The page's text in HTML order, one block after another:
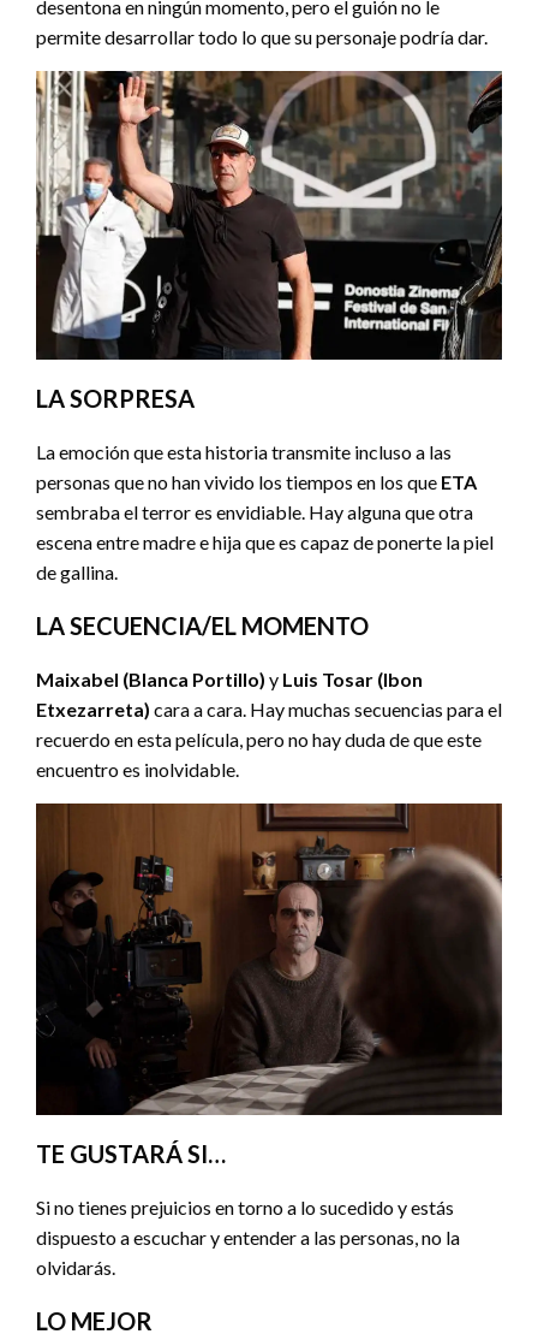
desentona en ningún momento, pero el guión no le
permite desarrollar todo lo que su personaje podría dar.
LA SORPRESA
La emoción que esta historia transmite incluso a las
personas que no han vivido los tiempos en los que ETA
sembraba el terror es envidiable. Hay alguna que otra
escena entre madre e hija que es capaz de ponerte la piel
de gallina.
LA SECUENCIA/EL MOMENTO
Maixabel (Blanca Portillo) y Luis Tosar (Ibon
Etxezarreta) cara a cara. Hay muchas secuencias para el
recuerdo en esta película, pero no hay duda de que este
encuentro es inolvidable.
TE GUSTARÁ SI…
Si no tienes prejuicios en torno a lo sucedido y estás
dispuesto a escuchar y entender a las personas, no la
olvidarás.
LO MEJOR